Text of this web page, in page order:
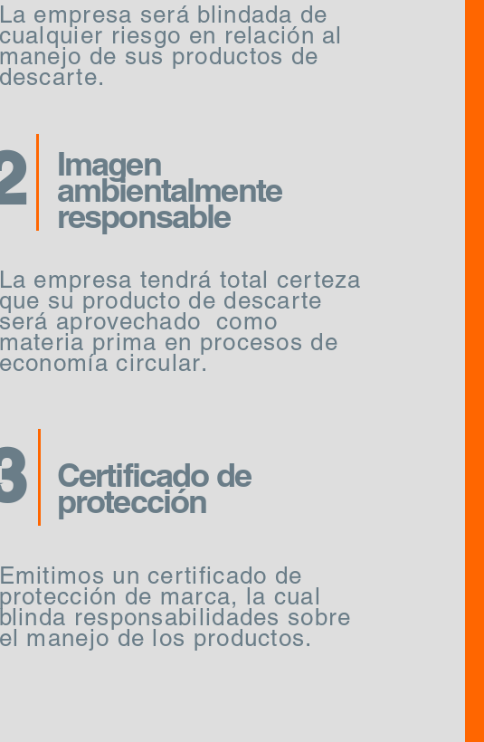
La empresa será blindada de
cualquier riesgo en relación al
manejo de sus productos de
descarte.
Imagen
ambientalmente
responsable
La empresa tendrá total certeza
que su producto de descarte
será aprovechado como
materia prima en procesos de
economía circular.
Certificado de
protección
Emitimos un certificado de
protección de marca, la cual
blinda responsabilidades sobre
el manejo de los productos.